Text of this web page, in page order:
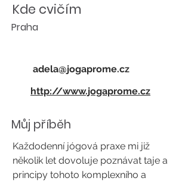
Praha
adela@jogaprome.cz
http://www.jogaprome.cz
Kde cvičím
Můj příběh
Každodenní jógová praxe mi již
několik let dovoluje poznávat taje a
principy tohoto komplexního a